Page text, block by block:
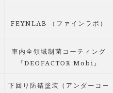
FEYNLAB （ファインラボ）
車内全領域制菌コーティング
『DEOFACTOR Mobi』
下回り防錆塗装（アンダーコー